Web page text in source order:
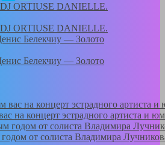
ORTIUSE DANIELLE.
ORTIUSE DANIELLE.
Белекчиу — Золото
Белекчиу — Золото
на концерт эстрадного артиста и
от солиста Владимира